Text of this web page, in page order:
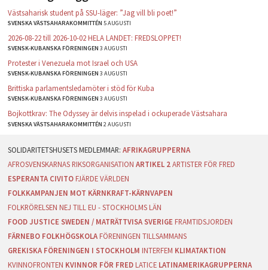
Västsaharisk student på SSU-läger: ”Jag vill bli poet!”
SVENSKA VÄSTSAHARAKOMMITTÉN5 AUGUSTI
2026-08-22 till 2026-10-02 HELA LANDET: FREDSLOPPET!
SVENSK-KUBANSKA FÖRENINGEN3 AUGUSTI
Protester i Venezuela mot Israel och USA
SVENSK-KUBANSKA FÖRENINGEN3 AUGUSTI
Brittiska parlamentsledamöter i stöd för Kuba
SVENSK-KUBANSKA FÖRENINGEN3 AUGUSTI
Bojkottkrav: The Odyssey är delvis inspelad i ockuperade Västsahara
SVENSKA VÄSTSAHARAKOMMITTÉN2 AUGUSTI
AFRIKAGRUPPERNA
AFROSVENSKARNAS RIKSORGANISATION ARTIKEL 2 ARTISTER FÖR FRED
ESPERANTA CIVITO FJÄRDE VÄRLDEN
FOLKKAMPANJEN MOT KÄRNKRAFT-KÄRNVAPEN
FOLKRÖRELSEN NEJ TILL EU - STOCKHOLMS LÄN
FOOD JUSTICE SWEDEN / MATRÄTTVISA SVERIGE FRAMTIDSJORDEN
FÄRNEBO FOLKHÖGSKOLA FÖRENINGEN TILLSAMMANS
GREKISKA FÖRENINGEN I STOCKHOLM INTERFEM KLIMATAKTION
KVINNOFRONTEN KVINNOR FÖR FRED LATICE LATINAMERIKAGRUPPERNA